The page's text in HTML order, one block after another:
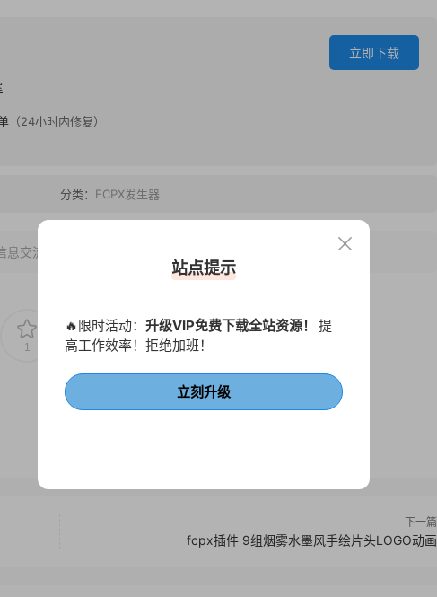
立即下载
（24小时内修复）
分类： FCPX发生器
交流学习， 版权说明
1 0
下一篇
fcpx插件 9组烟雾水墨风手绘片头LOGO动画
站点提示
🔥限时活动： 升级VIP免费下载全站资源！ 提
高工作效率！拒绝加班！
立刻升级